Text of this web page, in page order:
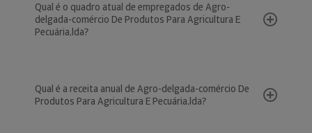
Qual é o quadro atual de empregados de Agro-
delgada-comércio De Produtos Para Agricultura E
Pecuária,lda?
Qual é a receita anual de Agro-delgada-comércio De
Produtos Para Agricultura E Pecuária,lda?